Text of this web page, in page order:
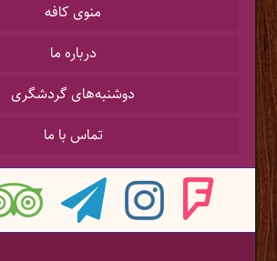
منوی کافه
درباره ما
دوشنبه‌های گردشگری
تماس با ما